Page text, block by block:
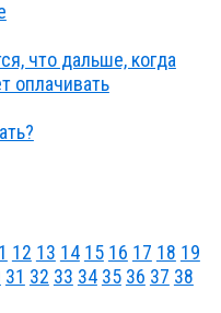
что дальше, когда
оплачивать
12 13 14 15 16 17 18 19
31 32 33 34 35 36 37 38